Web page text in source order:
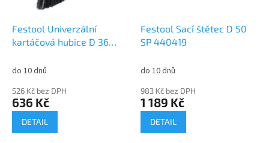
Festool Univerzální
kartáčová hubice D 36
do 10 dnů
526 Kč bez DPH
636 Kč
DETAIL
Festool Sací štětec D 50
SP 440419
do 10 dnů
983 Kč bez DPH
1 189 Kč
DETAIL